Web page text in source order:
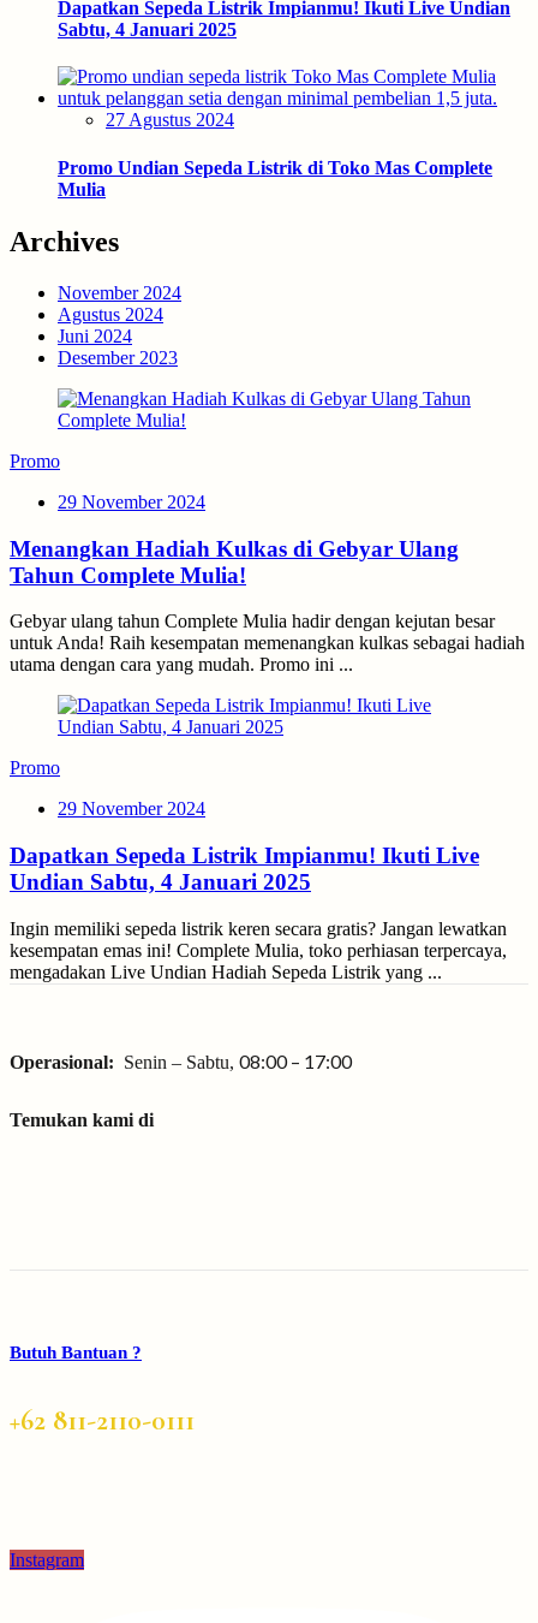
Dapatkan Sepeda Listrik Impianmu! Ikuti Live Undian
Sabtu, 4 Januari 2025
Posted
27 Agustus 2024
Promo Undian Sepeda Listrik di Toko Mas Complete
Mulia
Archives
November 2024
Agustus 2024
Juni 2024
Desember 2023
Promo
Posted
29 November 2024
Menangkan Hadiah Kulkas di Gebyar Ulang
Tahun Complete Mulia!
Gebyar ulang tahun Complete Mulia hadir dengan kejutan besar
untuk Anda! Raih kesempatan memenangkan kulkas sebagai hadiah
utama dengan cara yang mudah. Promo ini ...
Promo
Posted
29 November 2024
Dapatkan Sepeda Listrik Impianmu! Ikuti Live
Undian Sabtu, 4 Januari 2025
Ingin memiliki sepeda listrik keren secara gratis? Jangan lewatkan
kesempatan emas ini! Complete Mulia, toko perhiasan terpercaya,
mengadakan Live Undian Hadiah Sepeda Listrik yang ...
Operasional: Senin – Sabtu, 08:00 – 17:00
Temukan kami di
Butuh Bantuan ?
+62 811-2110-0111
Instagram